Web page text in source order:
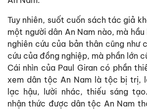
Tuy nhiên, suốt cuốn sách tác giả
một người dân An Nam nào, mà
nghiên cứu của bản thân cũng như
cứu của đồng nghiệp, mà phần lớn
Cái nhìn của Paul Giran có phần
xem dân tộc An Nam là tộc bị trị,
lạc hậu, lười nhác, thiếu sáng
nhận thức được dân tộc An Nam